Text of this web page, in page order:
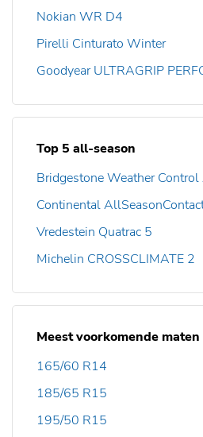
Nokian WR D4
Pirelli Cinturato Winter
Goodyear ULTRAGRIP
Top 5 all-season
Bridgestone Weather
Continental
Vredestein Quatrac 5
Michelin CROSSCLIMATE 2
Meest voorkomende maten
165/60 R14
185/65 R15
195/50 R15